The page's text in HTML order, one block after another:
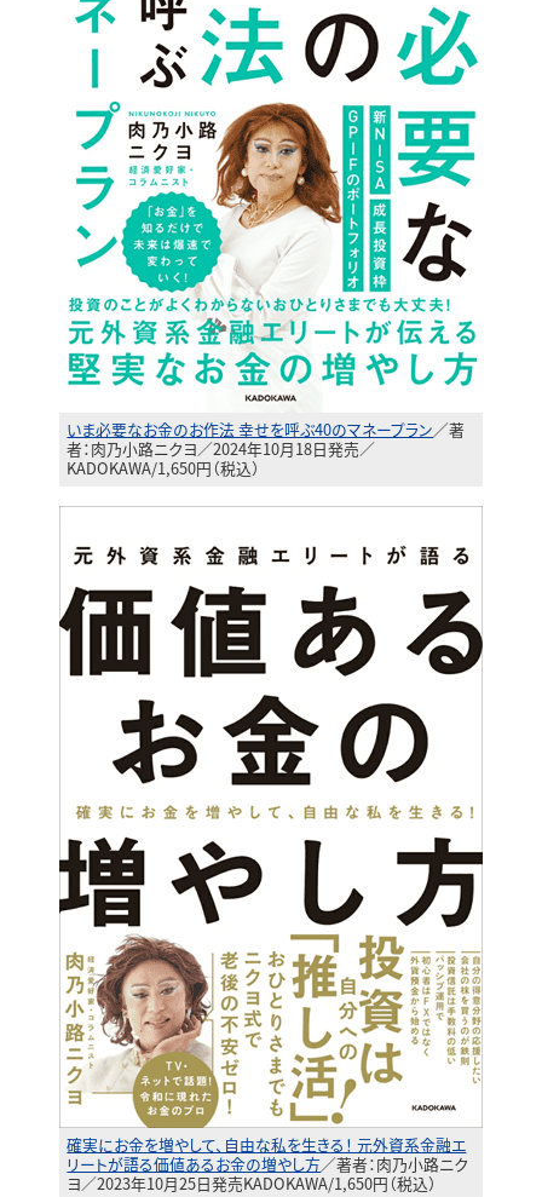
いま必要なお金のお作法 幸せを呼ぶ40のマネープラン／著
者：肉乃小路ニクヨ／2024年10月18日発売／
KADOKAWA/1,650円（税込）
確実にお金を増やして、自由な私を生きる！ 元外資系金融エ
リートが語る価値あるお金の増やし方／著者：肉乃小路ニク
ヨ／2023年10月25日発売KADOKAWA/1,650円（税込）